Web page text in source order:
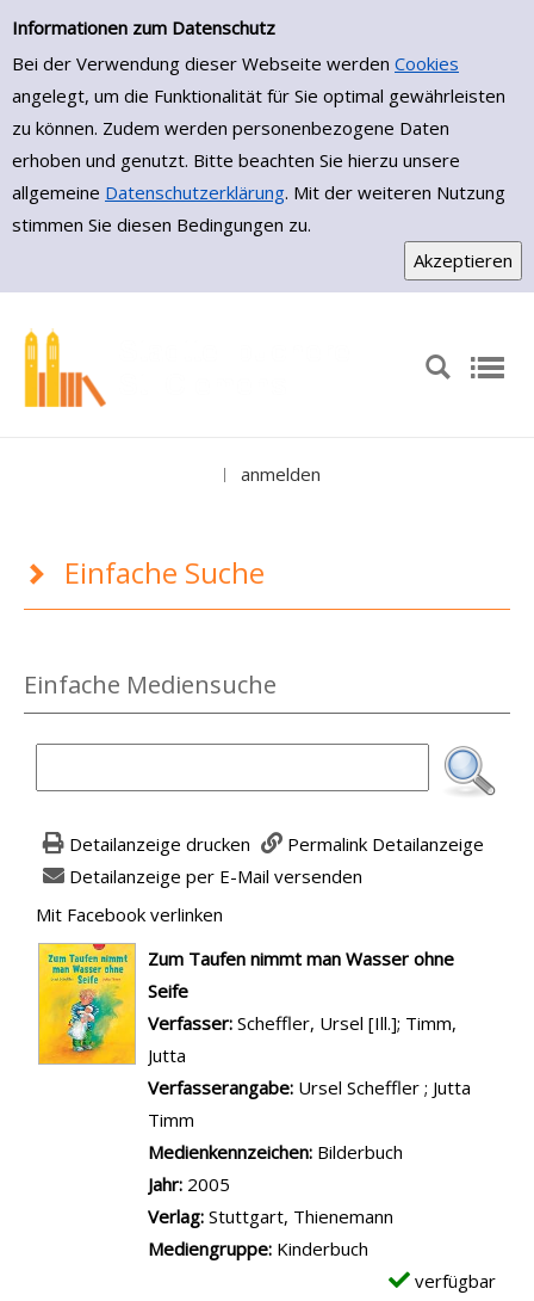
Einfache Suche
Informationen zum Datenschutz
Bei der Verwendung dieser Webseite werden Cookies
angelegt, um die Funktionalität für Sie optimal gewährleisten
zu können. Zudem werden personenbezogene Daten
erhoben und genutzt. Bitte beachten Sie hierzu unsere
allgemeine Datenschutzerklärung. Mit der weiteren Nutzung
stimmen Sie diesen Bedingungen zu.
Zur Detailanzeige springen
anmelden
Einfache Suche
Einfache Mediensuche
Detailanzeige drucken
Permalink Detailanzeige
Detailanzeige per E-Mail versenden
Mit Facebook verlinken
wird in neuem Tab geöffnet
Zum Taufen nimmt man Wasser ohne
Seife
Verfasser: Suche nach diesem Verfasser
Scheffler, Ursel [Ill.]; Timm,
Jutta
Verfasserangabe: Ursel Scheffler ; Jutta
Timm
Medienkennzeichen: Bilderbuch
Jahr: 2005
Verlag: Stuttgart, Thienemann
Mediengruppe: Kinderbuch
verfügbar